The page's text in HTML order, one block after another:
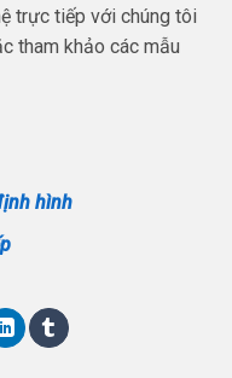
trực tiếp với chúng tôi
tham khảo các mẫu
hình